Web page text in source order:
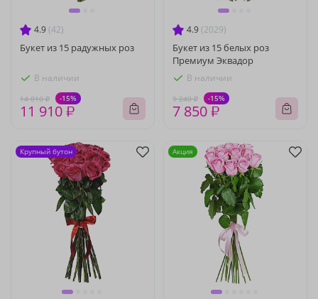
4.9 (42)
Букет из 15 радужных роз
В наличии
14 010 ₽ -15%
11 910 ₽
4.9 (2029)
Букет из 15 белых роз
Премиум Эквадор
В наличии
9 240 ₽ -15%
7 850 ₽
Крупный бутон Акция